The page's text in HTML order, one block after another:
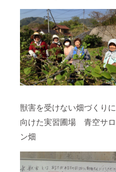
獣害を受けない畑づくりに
向けた実習圃場 青空サロ
ン畑